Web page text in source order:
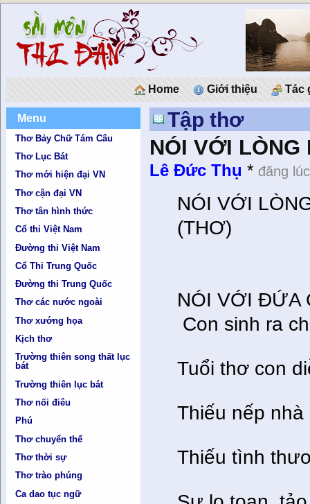
Home Giới thiệu Tác
Menu
Thơ Bảy Chữ Tám Câu
Thơ Lục Bát
Thơ mới hiện đại VN
Thơ cận đại VN
Thơ tân hình thức
Cổ thi Việt Nam
Đường thi Việt Nam
Cổ Thi Trung Quốc
Đường thi Trung Quốc
Thơ các nước ngoài
Thơ xướng họa
Kịch thơ
Trường thiên song thất lục
bát
Trường thiên lục bát
Thơ nối điêu
Phú
Thơ chuyển thể
Thơ thời sự
Thơ trào phúng
Ca dao tục ngữ
Tập thơ
NÓI VỚI LÒNG
Lê Đức Thụ * đăng
NÓI VỚI
(THƠ)
NÓI VỚI ĐỨA
Con sinh ra
Tuổi thơ con
Thiếu nếp
Thiếu tình